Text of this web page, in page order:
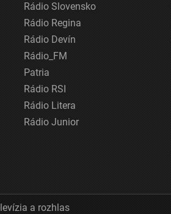
Rádio Slovensko
Rádio Regina
Rádio Devín
Rádio_FM
Patria
Rádio RSI
Rádio Litera
Rádio Junior
a rozhlas